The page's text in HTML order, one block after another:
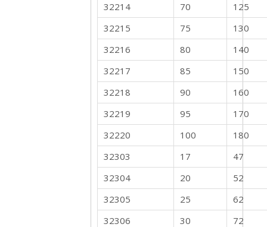
32214
70
125
32215
75
130
32216
80
140
32217
85
150
32218
90
160
32219
95
170
32220
100
180
32303
17
47
32304
20
52
32305
25
62
32306
30
72